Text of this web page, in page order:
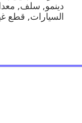
دينمو, سلف,
السيارات, قطع